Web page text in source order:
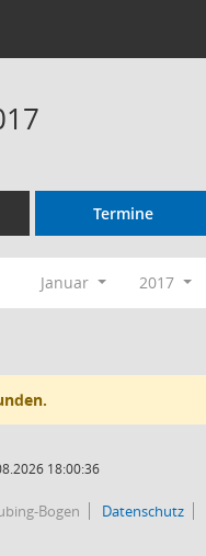
Termine
Januar 2017
18:00:36
Bogen Datenschutz